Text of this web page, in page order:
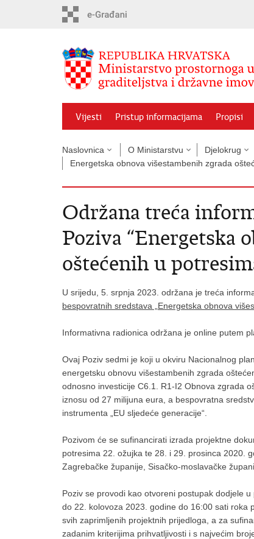
Vijesti Pristup informacijama Propisi
Naslovnica O Ministarstvu Djelokrug
Energetska obnova višestambenih zgrada
Održana treća
Poziva “Energetska
oštećenih u
U srijedu, 5. srpnja 2023. održana je treća
bespovratnih sredstava „Energetska obnova
Informativna radionica održana je online putem
Ovaj Poziv sedmi je koji u okviru Nacionalnog
energetsku obnovu višestambenih zgrada
odnosno investicije C6.1. R1-I2 Obnova zgrada
iznosu od 27 milijuna eura, a bespovratna
instrumenta „EU sljedeće generacije“.
Pozivom će se sufinancirati izrada projektne
potresima 22. ožujka te 28. i 29. prosinca 2020.
Zagrebačke županije, Sisačko-moslavačke
Poziv se provodi kao otvoreni postupak dodjele
do 22. kolovoza 2023. godine do 16:00 sati roka
svih zaprimljenih projektnih prijedloga, a za
zadanim kriterijima prihvatljivosti i s najvećim